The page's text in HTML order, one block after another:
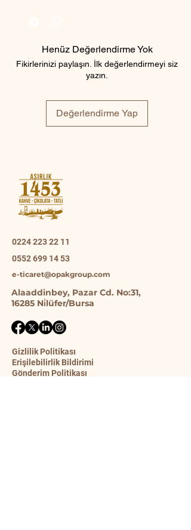
Henüz Değerlendirme Yok
Fikirlerinizi paylaşın. İlk değerlendirmeyi siz
yazın.
Değerlendirme Yap
0224 223 22 11
0552 699 14 53
e-ticaret@opakgroup.com
Alaaddinbey, Pazar Cd. No:31,
16285 Ni̇lüfer/Bursa
Gizlilik Politikası
Erişilebilirlik Bildirimi
Gönderim Politikası